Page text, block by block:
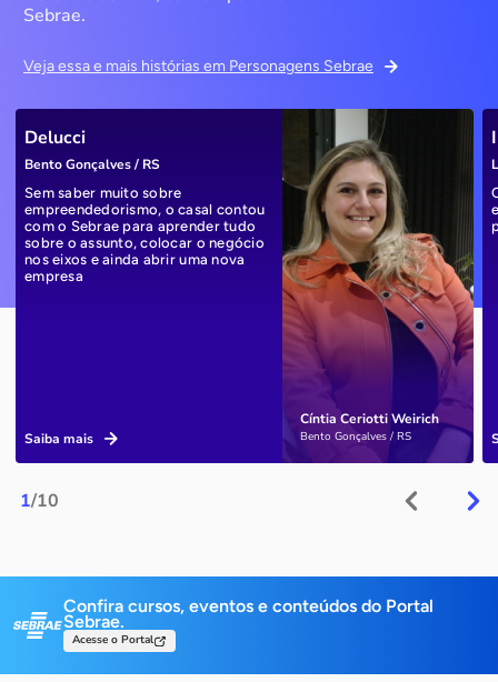
Sebrae.
Veja essa e mais histórias em Personagens Sebrae
1/10
Cíntia Ceriotti Weirich
Bento Gonçalves / RS
Delucci
Bento Gonçalves / RS
Sem saber muito sobre
empreendedorismo, o casal contou
com o Sebrae para aprender tudo
sobre o assunto, colocar o negócio
nos eixos e ainda abrir uma nova
empresa
Saiba mais
Confira cursos, eventos e conteúdos do Portal
Sebrae.
Acesse o Portal